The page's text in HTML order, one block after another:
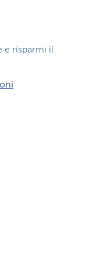
e risparmi il